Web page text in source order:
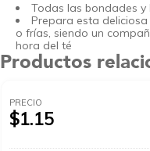
Todas las bondades y
Prepara esta
o frías, siendo un
hora del té
Productos
PRECIO
$1.15